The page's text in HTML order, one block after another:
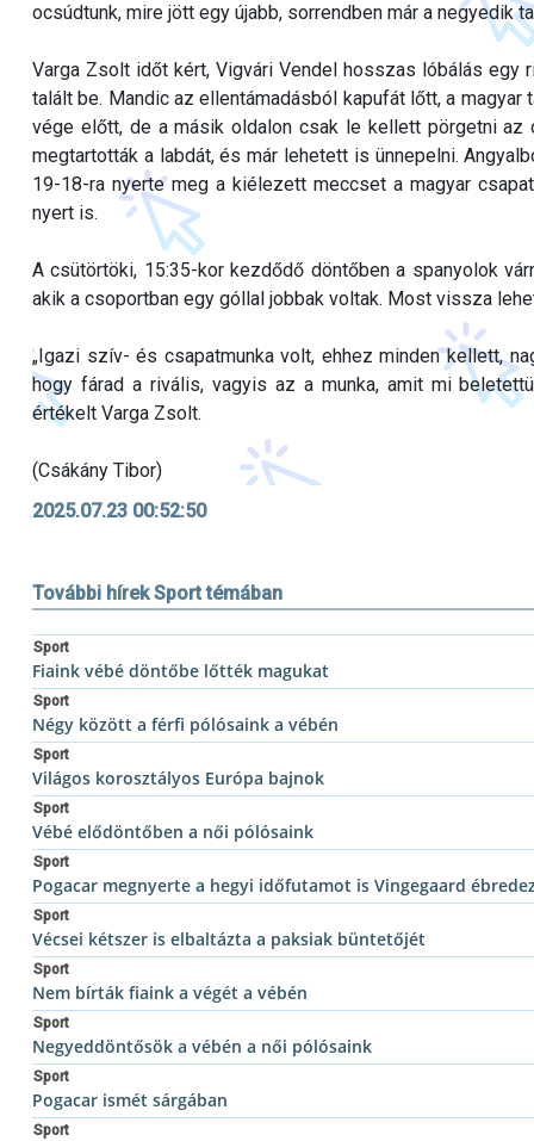
ocsúdtunk, mire jött egy újabb, sorrendben már a negyedik
Varga Zsolt időt kért, Vigvári Vendel hosszas lóbálás
talált be. Mandic az ellentámadásból kapufát lőtt, a
vége előtt, de a másik oldalon csak le kellett pörgetni
megtartották a labdát, és már lehetett is ünnepelni.
19-18-ra nyerte meg a kiélezett meccset a magyar
nyert is.
A csütörtöki, 15:35-kor kezdődő döntőben a spanyolok
akik a csoportban egy góllal jobbak voltak. Most vissza
„Igazi szív- és csapatmunka volt, ehhez minden kellett,
hogy fárad a rivális, vagyis az a munka, amit mi
értékelt Varga Zsolt.
(Csákány Tibor)
2025.07.23 00:52:50
További hírek Sport témában
Sport
Fiaink vébé döntőbe lőtték magukat
Sport
Négy között a férfi pólósaink a vébén
Sport
Világos korosztályos Európa bajnok
Sport
Vébé elődöntőben a női pólósaink
Sport
Pogacar megnyerte a hegyi időfutamot is Vingegaard
Sport
Vécsei kétszer is elbaltázta a paksiak büntetőjét
Sport
Nem bírták fiaink a végét a vébén
Sport
Negyeddöntősök a vébén a női pólósaink
Sport
Pogacar ismét sárgában
Sport